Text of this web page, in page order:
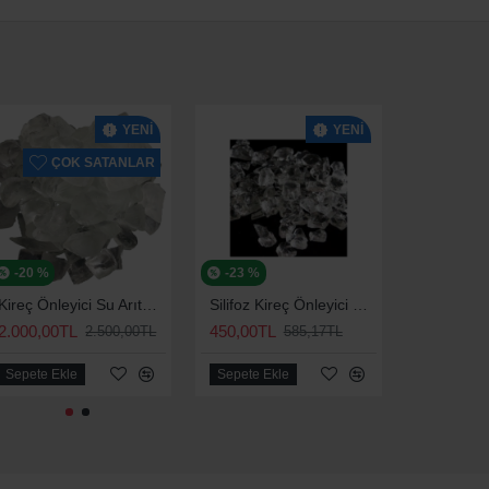
YENI
ÇOK SATANLAR
-20 %
Kireç Önleyici Su Arıtma Ve Yumuşatma Silifoz Polifosfat 2,5 Kg
2.000,00TL 2.500,00TL
Sepete Ekle
YENI
-23 %
Silifoz Kireç Önleyici TOP Silifoz 500 Gr
450,00TL 585,17TL
Sepete Ekle